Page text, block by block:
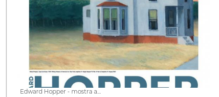
Edward Hopper - mostra a…